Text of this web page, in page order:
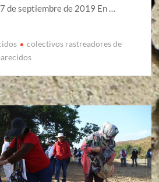
de septiembre de 2019 En …
colectivos rastreadores de